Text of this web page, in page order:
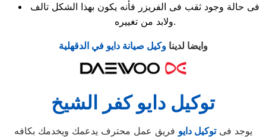
فى حالة وجود ثقب فى الفريزر فأنه يكون بهذا الشكل تالف
ولابد من تغييره.
وايضا لديناوكيل صيانة دايو في الدقهلية
توكيل دايو كفر الشيخ
يوجد فىتوكيل دايو فريق عمل محترف يدعمك ويخدمك بكافه